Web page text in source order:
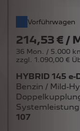
Vorführwagen
214,53 € /
36 Mon. / 5.000
zzgl. 1.090,00 €
HYBRID 145 e-
Benzin / Mild-
Systemleistung
107